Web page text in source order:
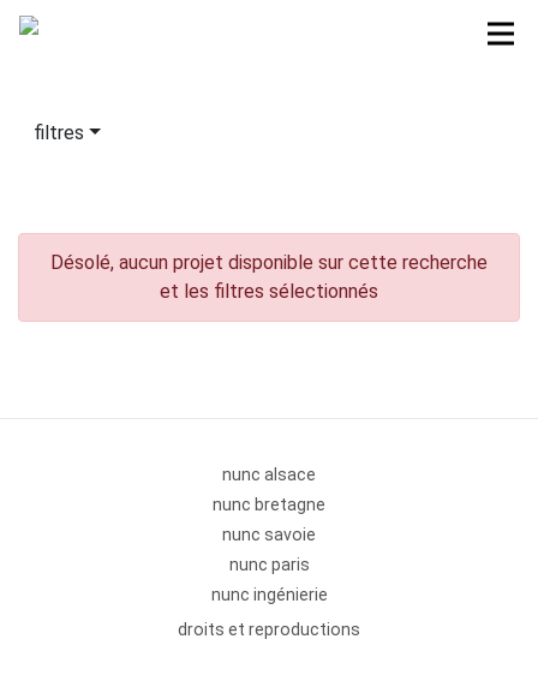
filtres
Désolé, aucun projet disponible sur cette recherche
et les filtres sélectionnés
nunc alsace
nunc bretagne
nunc savoie
nunc paris
nunc ingénierie
droits et reproductions